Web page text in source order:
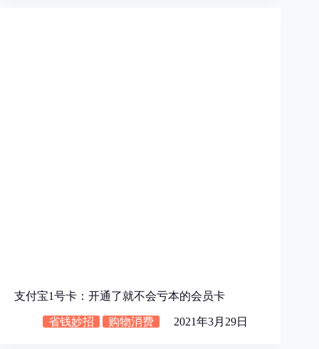
支付宝1号卡：开通了就不会亏本的会员卡
省钱妙招 购物消费 2021年3月29日